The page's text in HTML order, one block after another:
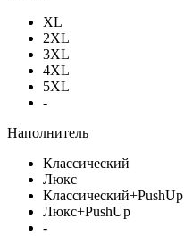
XL
2XL
3XL
4XL
5XL
-
Наполнитель
Классический
Люкс
Классический+PushUp
Люкс+PushUp
-